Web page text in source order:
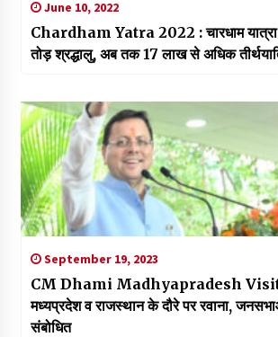
June 10, 2022
Chardham Yatra 2022 : चारधाम यात्रा
तोड़ श्रद्धालु, अब तक 17 लाख से अधिक
September 19, 2023
CM Dhami Madhyapradesh Visit :
मध्यप्रदेश व राजस्थान के दौरे पर रवाना,
संबोधित